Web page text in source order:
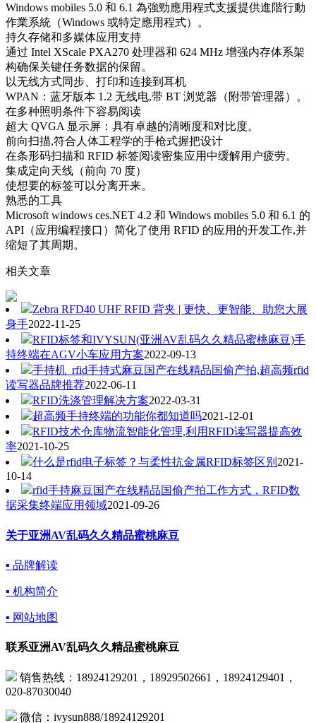
Windows mobiles 5.0 和 6.1 為強勁應用程式支援提供進階行動
作業系統（Windows 或特定應用程式）。
持久存储和多媒体应用支持
通过 Intel XScale PXA270 处理器和 624 MHz 增强内存体系架
构确保关键任务数据的保留。
以无线方式同步、打印和连接到耳机
WPAN：蓝牙版本 1.2 无线电,带 BT 浏览器（附带管理器）。
在多种照明条件下容易阅读
超大 QVGA 显示屏：具有卓越的清晰度和对比度。
前向扫描,符合人体工程学的手枪式握把设计
在条形码扫描和 RFID 标签阅读密集应用中缓解用户疲劳。
集成定向天线（前向 70 度）
使想要的标签可以分离开来。
熟悉的工具
Microsoft windows ces.NET 4.2 和 Windows mobiles 5.0 和 6.1 的
API（应用编程接口）简化了使用 RFID 的应用的开发工作,并
缩短了其周期。
相关文章
Zebra RFD40 UHF RFID 背夹 | 更快、更智能、助您大展
身手2022-11-25
RFID标签和IVYSUN(亚洲AV乱码久久精品蜜桃麻豆)手
持终端在AGV小车应用方案2022-09-13
手持机_rfid手持式麻豆国产在线精品国偷产拍,超高频rfid
读写器品牌推荐2022-06-11
RFID洗涤管理解决方案2022-03-31
超高频手持终端的功能你都知道吗2021-12-01
RFID技术仓库物流智能化管理,利用RFID读写器提高效
率2021-10-25
什么是rfid电子标签？与柔性抗金属RFID标签区别 2021-
10-14
rfid手持麻豆国产在线精品国偷产拍工作方式，RFID数
据采集终端应用领域2021-09-26
关于亚洲AV乱码久久精品蜜桃麻豆
▪ 品牌解读
▪ 机构简介
▪ 网站地图
联系亚洲AV乱码久久精品蜜桃麻豆
销售热线：18924129201，18929502661，18924129401，
020-87030040
微信：ivysun888/18924129201